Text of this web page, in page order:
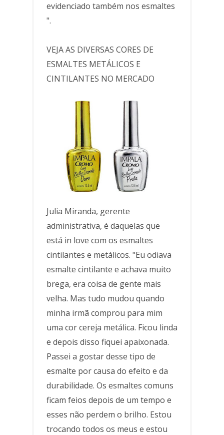
evidenciado também nos esmaltes
".
VEJA AS DIVERSAS CORES DE
ESMALTES METÁLICOS E
CINTILANTES NO MERCADO
Julia Miranda, gerente
administrativa, é daquelas que
está in love com os esmaltes
cintilantes e metálicos. "Eu odiava
esmalte cintilante e achava muito
brega, era coisa de gente mais
velha. Mas tudo mudou quando
minha irmã comprou para mim
uma cor cereja metálica. Ficou linda
e depois disso fiquei apaixonada.
Passei a gostar desse tipo de
esmalte por causa do efeito e da
durabilidade. Os esmaltes comuns
ficam feios depois de um tempo e
esses não perdem o brilho. Estou
trocando todos os meus e estou